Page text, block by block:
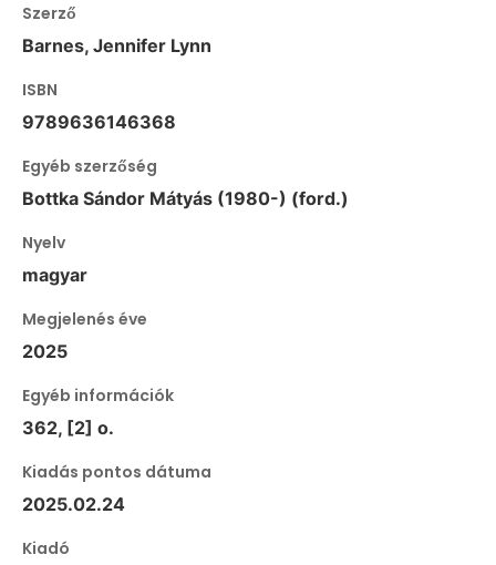
Szerző
Barnes, Jennifer Lynn
ISBN
9789636146368
Egyéb szerzőség
Bottka Sándor Mátyás (1980-) (ford.)
Nyelv
magyar
Megjelenés éve
2025
Egyéb információk
362, [2] o.
Kiadás pontos dátuma
2025.02.24
Kiadó